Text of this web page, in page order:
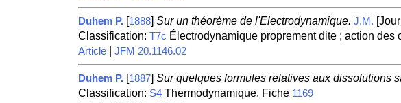
Duhem P. [1888] Sur un théorème de l'Electrodynamique. J.M.
Classification: T7c Électrodynamique proprement dite ; action
Article| JFM 20.1146.02
Duhem P. [1887] Sur quelques formules relatives aux dissolutions
Classification: S4Thermodynamique. Fiche 1169